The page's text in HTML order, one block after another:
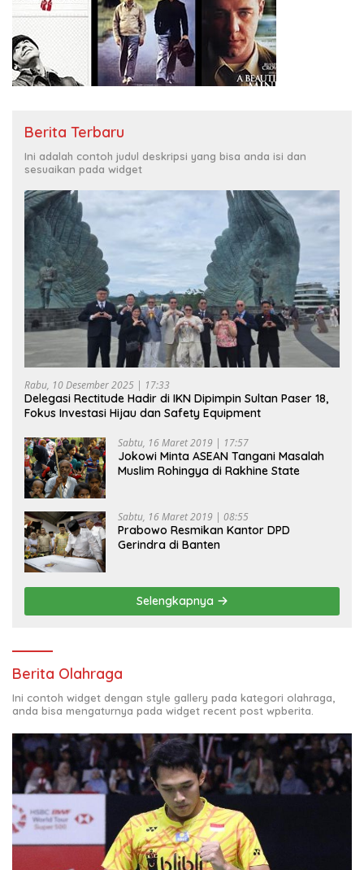
Berita Terbaru
Ini adalah contoh judul deskripsi yang bisa anda isi dan
sesuaikan pada widget
Rabu, 10 Desember 2025 | 17:33
Delegasi Rectitude Hadir di IKN Dipimpin Sultan Paser 18,
Fokus Investasi Hijau dan Safety Equipment
Sabtu, 16 Maret 2019 | 17:57
Jokowi Minta ASEAN Tangani Masalah
Muslim Rohingya di Rakhine State
Sabtu, 16 Maret 2019 | 08:55
Prabowo Resmikan Kantor DPD
Gerindra di Banten
Selengkapnya
Berita Olahraga
Ini contoh widget dengan style gallery pada kategori olahraga,
anda bisa mengaturnya pada widget recent post wpberita.